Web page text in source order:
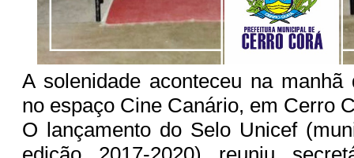
A solenidade aconteceu na manhã
no espaço Cine Canário, em Cerro
O lançamento do Selo Unicef